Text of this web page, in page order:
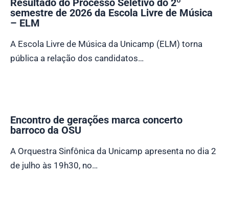
semestre de 2026 da Escola Livre de Música
– ELM
A Escola Livre de Música da Unicamp (ELM) torna
pública a relação dos candidatos…
Encontro de gerações marca concerto
barroco da OSU
A Orquestra Sinfônica da Unicamp apresenta no dia 2
de julho às 19h30, no…